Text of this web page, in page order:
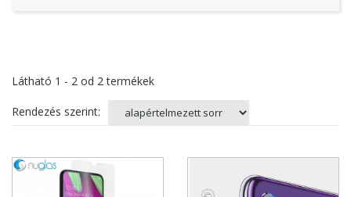
Látható 1 - 2 od 2termékek
Rendezés szerint: